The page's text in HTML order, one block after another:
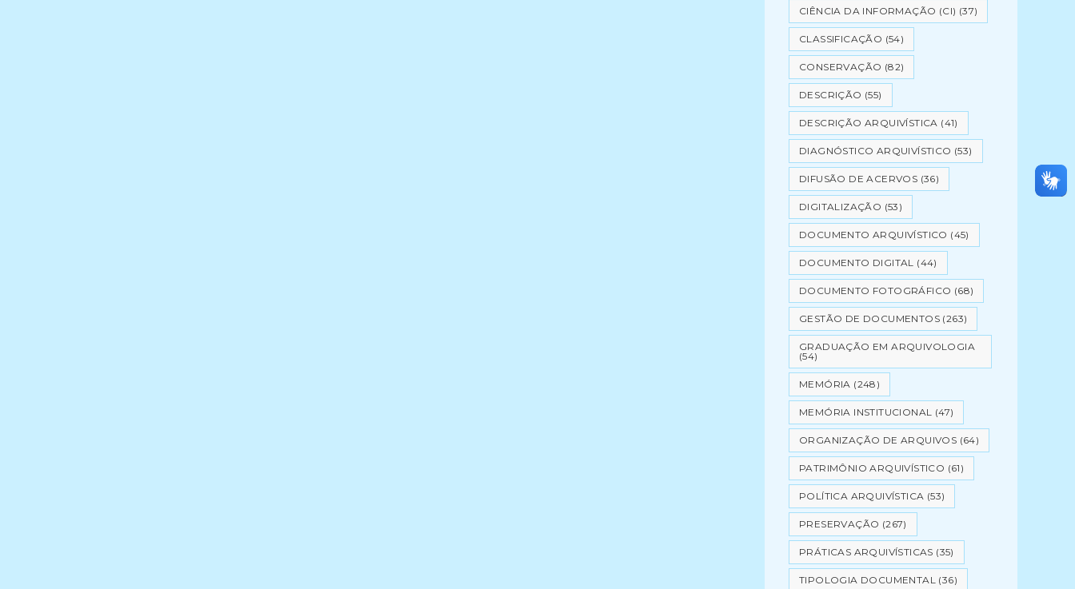
CIÊNCIA DA INFORMAÇÃO (CI) (37)
CLASSIFICAÇÃO (54)
CONSERVAÇÃO (82)
DESCRIÇÃO (55)
DESCRIÇÃO ARQUIVÍSTICA (41)
DIAGNÓSTICO ARQUIVÍSTICO (53)
DIFUSÃO DE ACERVOS (36)
DIGITALIZAÇÃO (53)
DOCUMENTO ARQUIVÍSTICO (45)
DOCUMENTO DIGITAL (44)
DOCUMENTO FOTOGRÁFICO (68)
GESTÃO DE DOCUMENTOS (263)
GRADUAÇÃO EM ARQUIVOLOGIA
(54)
MEMÓRIA (248)
MEMÓRIA INSTITUCIONAL (47)
ORGANIZAÇÃO DE ARQUIVOS (64)
PATRIMÔNIO ARQUIVÍSTICO (61)
POLÍTICA ARQUIVÍSTICA (53)
PRESERVAÇÃO (267)
PRÁTICAS ARQUIVÍSTICAS (35)
TIPOLOGIA DOCUMENTAL (36)